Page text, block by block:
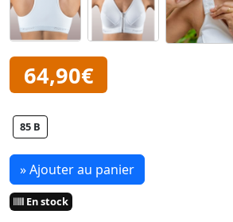
64,90€
85 B
» Ajouter au panier
En stock